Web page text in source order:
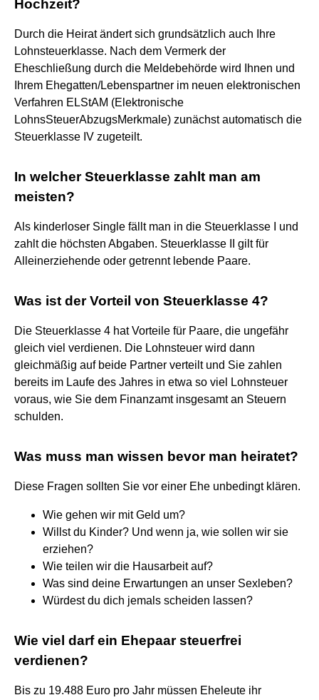
Hochzeit?
Durch die Heirat ändert sich grundsätzlich auch Ihre
Lohnsteuerklasse. Nach dem Vermerk der
Eheschließung durch die Meldebehörde wird Ihnen und
Ihrem Ehegatten/Lebenspartner im neuen elektronischen
Verfahren ELStAM (Elektronische
LohnsSteuerAbzugsMerkmale) zunächst automatisch die
Steuerklasse IV zugeteilt.
In welcher Steuerklasse zahlt man am
meisten?
Als kinderloser Single fällt man in die Steuerklasse I und
zahlt die höchsten Abgaben. Steuerklasse II gilt für
Alleinerziehende oder getrennt lebende Paare.
Was ist der Vorteil von Steuerklasse 4?
Die Steuerklasse 4 hat Vorteile für Paare, die ungefähr
gleich viel verdienen. Die Lohnsteuer wird dann
gleichmäßig auf beide Partner verteilt und Sie zahlen
bereits im Laufe des Jahres in etwa so viel Lohnsteuer
voraus, wie Sie dem Finanzamt insgesamt an Steuern
schulden.
Was muss man wissen bevor man heiratet?
Diese Fragen sollten Sie vor einer Ehe unbedingt klären.
Wie gehen wir mit Geld um?
Willst du Kinder? Und wenn ja, wie sollen wir sie
erziehen?
Wie teilen wir die Hausarbeit auf?
Was sind deine Erwartungen an unser Sexleben?
Würdest du dich jemals scheiden lassen?
Wie viel darf ein Ehepaar steuerfrei
verdienen?
Bis zu 19.488 Euro pro Jahr müssen Eheleute ihr